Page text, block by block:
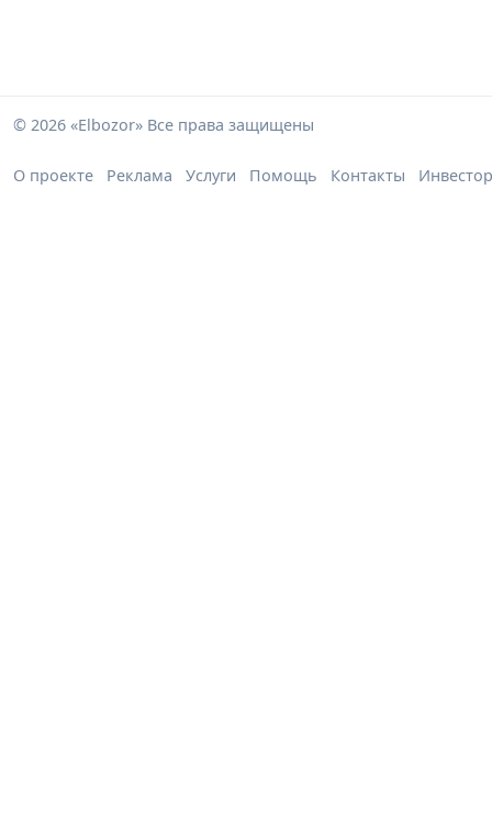
© 2026 «Elbozor» Все права защищены
О проекте Реклама Услуги Помощь Контакты